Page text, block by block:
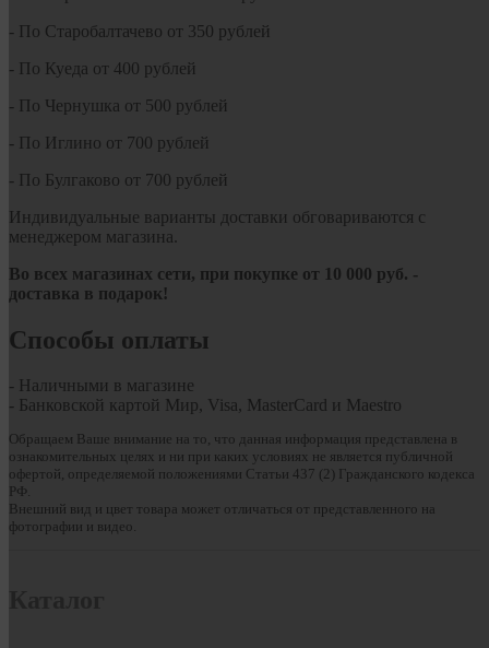
- По Старобалтачево от 350 рублей
- По Куеда от 400 рублей
- По Чернушка от 500 рублей
- По Иглино от 700 рублей
- По Булгаково от 700 рублей
Индивидуальные варианты доставки обговариваются с
менеджером магазина.
Во всех магазинах сети, при покупке от 10 000 руб. -
доставка в подарок!
Способы оплаты
- Наличными в магазине
- Банковской картой Мир, Visa, MasterCard и Maestro
Обращаем Ваше внимание на то, что данная информация представлена в
ознакомительных целях и ни при каких условиях не является публичной
офертой, определяемой положениями Статьи 437 (2) Гражданского кодекса
РФ.
Внешний вид и цвет товара может отличаться от представленного на
фотографии и видео.